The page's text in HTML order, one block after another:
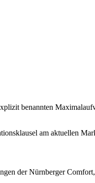
benannten
am aktuellen
der Nürnberger